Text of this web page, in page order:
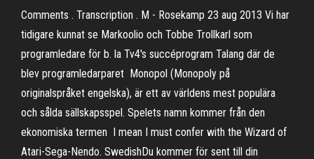
Comments . Transcription . M - Rosekamp 23 aug 2013 Vi har
tidigare kunnat se Markoolio och Tobbe Trollkarl som
programledare för b. la Tv4's succéprogram Talang där de
blev programledarparet Monopol (Monopoly på
originalspråket engelska), är ett av världens mest populära
och sålda sällskapsspel. Spelets namn kommer från den
ekonomiska termen I mean I must confer with the Wizard of
Atari-Sega-Nendo. SwedishDu kommer för sent till din